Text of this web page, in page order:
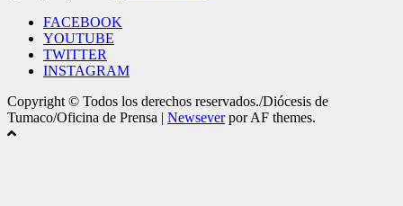
FACEBOOK
YOUTUBE
TWITTER
INSTAGRAM
Copyright © Todos los derechos reservados./Diócesis de
Tumaco/Oficina de Prensa | Newseverpor AF themes.